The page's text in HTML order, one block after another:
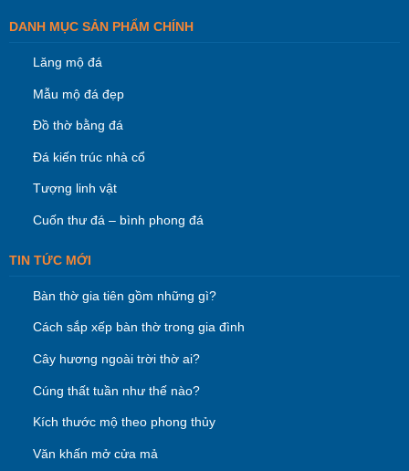
DANH MỤC SẢN PHẨM CHÍNH
Lăng mộ đá
Mẫu mộ đá đẹp
Đồ thờ bằng đá
Đá kiến trúc nhà cổ
Tượng linh vật
Cuốn thư đá – bình phong đá
TIN TỨC MỚI
Bàn thờ gia tiên gồm những gì?
Cách sắp xếp bàn thờ trong gia đình
Cây hương ngoài trời thờ ai?
Cúng thất tuần như thế nào?
Kích thước mộ theo phong thủy
Văn khấn mở cửa mả